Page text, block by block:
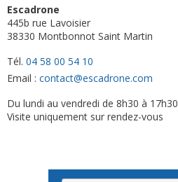
Escadrone
445b rue Lavoisier
38330 Montbonnot Saint Martin
Tél. 04 58 00 54 10
Email : contact@escadrone.com
Du lundi au vendredi de 8h30 à 17h30
Visite uniquement sur rendez-vous